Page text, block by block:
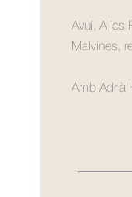
Avui, A les
Malvines,
Amb Adrià